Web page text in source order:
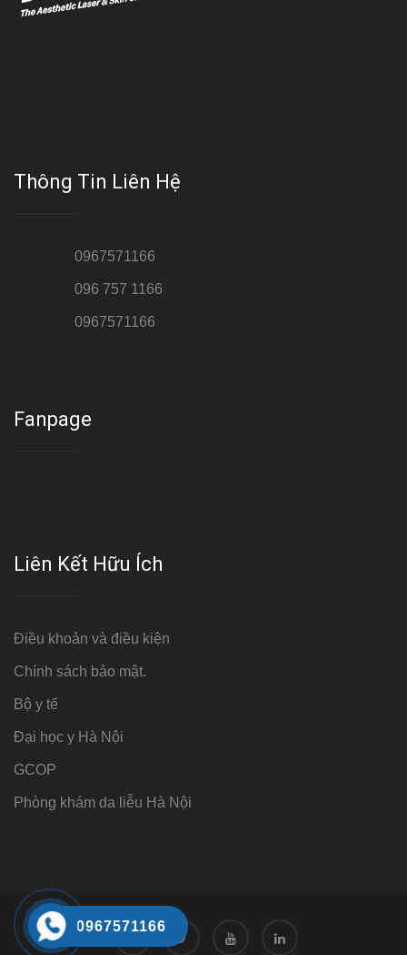
Thông Tin Liên Hệ
0967571166
096 757 1166
0967571166
Fanpage
Liên Kết Hữu Ích
Điều khoản và điều kiện
Chính sách bảo mật.
Bộ y tế
Đại học y Hà Nội
GCOP
Phòng khám da liễu Hà Nội
0967571166